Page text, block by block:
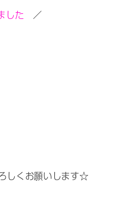
した ／
しくお願いします☆